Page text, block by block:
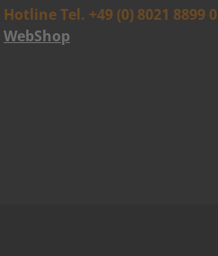
Hotline Tel. +49 (0) 8021 8899 0
WebShop